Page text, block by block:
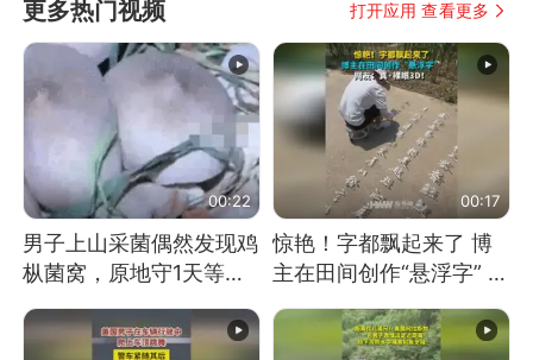
更多热门视频 打开应用 查看更多
00:22
男子上山采菌偶然发现鸡
枞菌窝，原地守1天等它
00:17
惊艳！字都飘起来了 博
主在田间创作“悬浮字” 网